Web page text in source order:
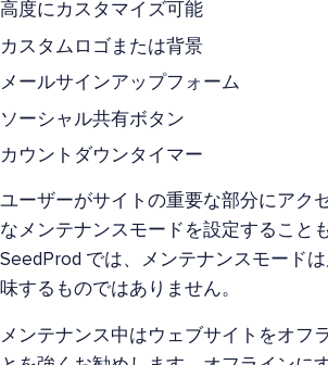
高度にカスタマイズ可能
カスタムロゴまたは背景
メールサインアップフォーム
ソーシャル共有ボタン
カウントダウンタイマー
ユーザーがサイトの重要な部分にアク
なメンテナンスモードを設定すること
SeedProd では、メンテナンスモード
味するものではありません。
メンテナンス中はウェブサイトをオフ